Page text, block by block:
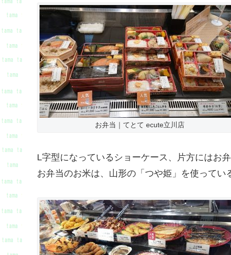
お弁当｜てとて ecute立川店
L字型になっているショーケース、片方にはお
お弁当のお米は、山形の「つや姫」を使ってい